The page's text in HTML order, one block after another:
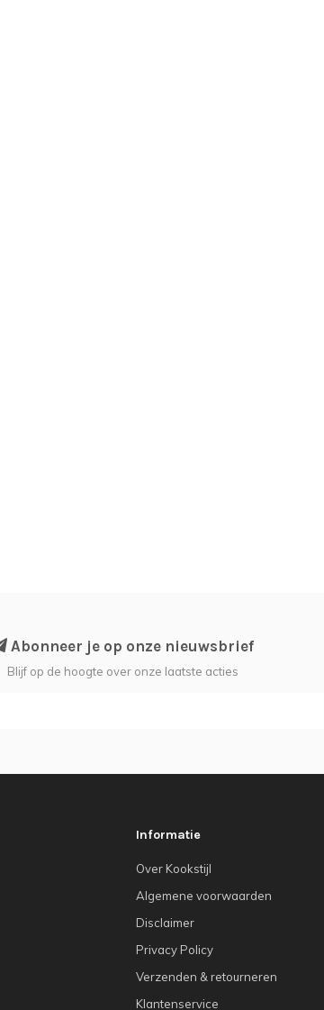
Abonneer je op onze nieuwsbrief
Blijf op de hoogte over onze laatste acties
Informatie
Over Kookstijl
Algemene voorwaarden
Disclaimer
Privacy Policy
Verzenden & retourneren
Klantenservice